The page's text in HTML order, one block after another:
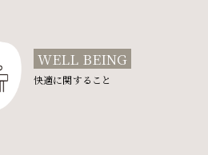
WELL BEING
快適に関すること